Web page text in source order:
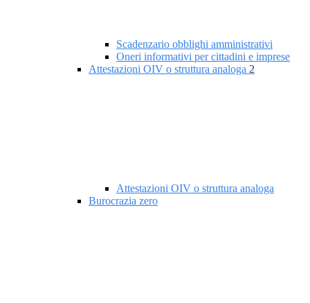
Scadenzario obblighi amministrativi
Oneri informativi per cittadini e imprese
Attestazioni OIV o struttura analoga 2
Attestazioni OIV o struttura analoga
Burocrazia zero